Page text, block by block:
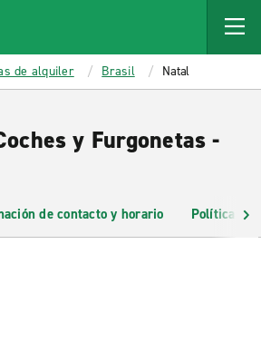
de alquiler Brasil Natal
y Furgonetas -
de contacto y horario Políticas